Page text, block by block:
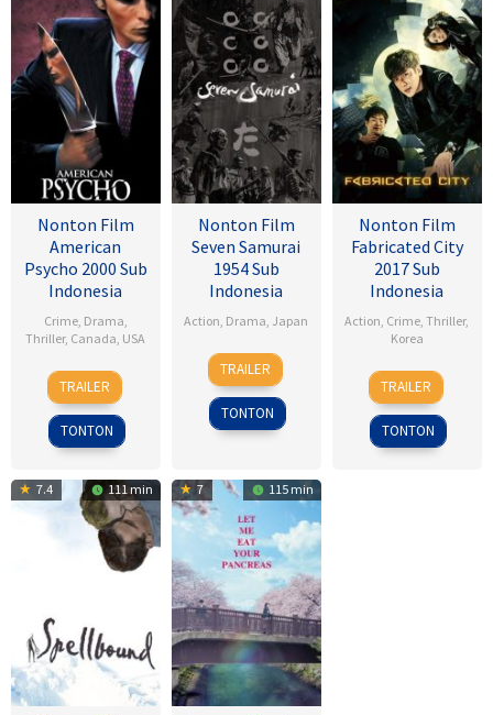
Nonton Film
American
Psycho 2000 Sub
Indonesia
Crime, Drama,
Thriller, Canada, USA
13
Apr
2000
Mary
Harron
TRAILER
TONTON
Nonton Film
Seven Samurai
1954 Sub
Indonesia
Action, Drama, Japan
26
Apr
1954
Akira
Kurosawa
TRAILER
TONTON
Nonton Film
Fabricated City
2017 Sub
Indonesia
Action, Crime,Thriller,
Korea
9
Feb
2017
Lee
Hu-
bin
TRAILER
TONTON
7.4 111 min 7 115 min